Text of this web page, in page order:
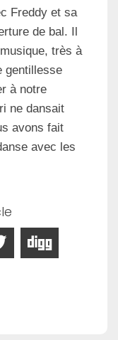
Freddy et sa
de bal. Il
très à
gentillesse
à notre
ne dansait
avons fait
avec les